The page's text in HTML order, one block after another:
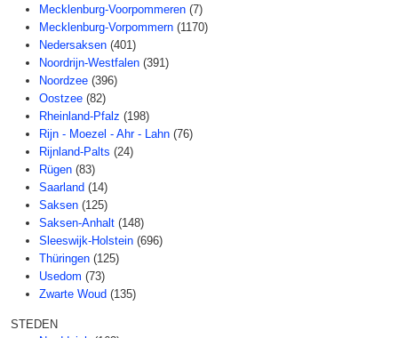
Mecklenburg-Voorpommeren (7)
Mecklenburg-Vorpommern (1170)
Nedersaksen (401)
Noordrijn-Westfalen (391)
Noordzee (396)
Oostzee (82)
Rheinland-Pfalz (198)
Rijn - Moezel - Ahr - Lahn (76)
Rijnland-Palts (24)
Rügen (83)
Saarland (14)
Saksen (125)
Saksen-Anhalt (148)
Sleeswijk-Holstein (696)
Thüringen (125)
Usedom (73)
Zwarte Woud (135)
STEDEN